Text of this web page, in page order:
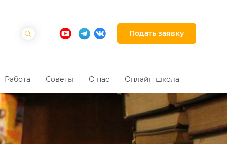
Подать заявку
Работа Советы О нас Онлайн школа